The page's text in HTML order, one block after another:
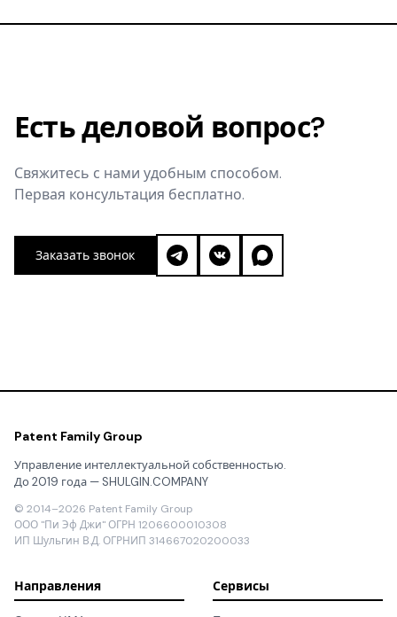
Есть деловой вопрос?
Свяжитесь с нами удобным способом.
Первая консультация бесплатно.
Заказать звонок
Patent Family Group
Управление интеллектуальной собственностью.
До 2019 года — SHULGIN.COMPANY
© 2014–2026 Patent Family Group
ООО "Пи Эф Джи" ОГРН 1206600010308
ИП Шульгин В.Д. ОГРНИП 314667020200033
Направления Сервисы